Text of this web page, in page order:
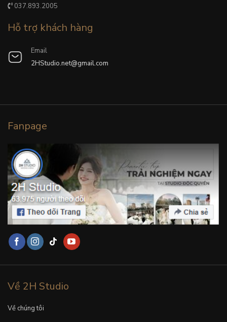
037.893.2005
Hỗ trợ khách hàng
Email
2HStudio.net@gmail.com
Fanpage
Về 2H Studio
Về chúng tôi